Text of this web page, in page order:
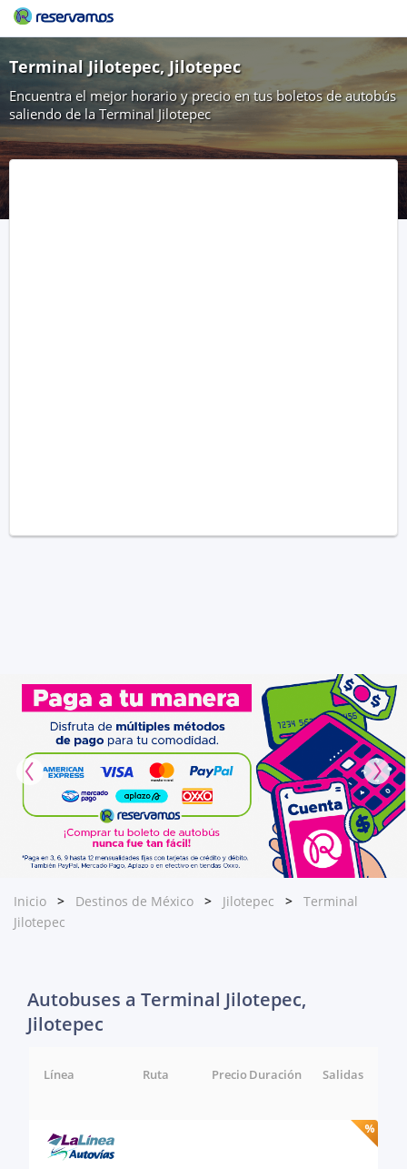
Terminal Jilotepec, Jilotepec
Encuentra el mejor horario y precio en tus boletos de autobús
saliendo de la Terminal Jilotepec
Inicio Destinos de México Jilotepec
Terminal
Jilotepec
Autobuses a Terminal Jilotepec,
Jilotepec
Línea Ruta Salidas
Duración
Precio